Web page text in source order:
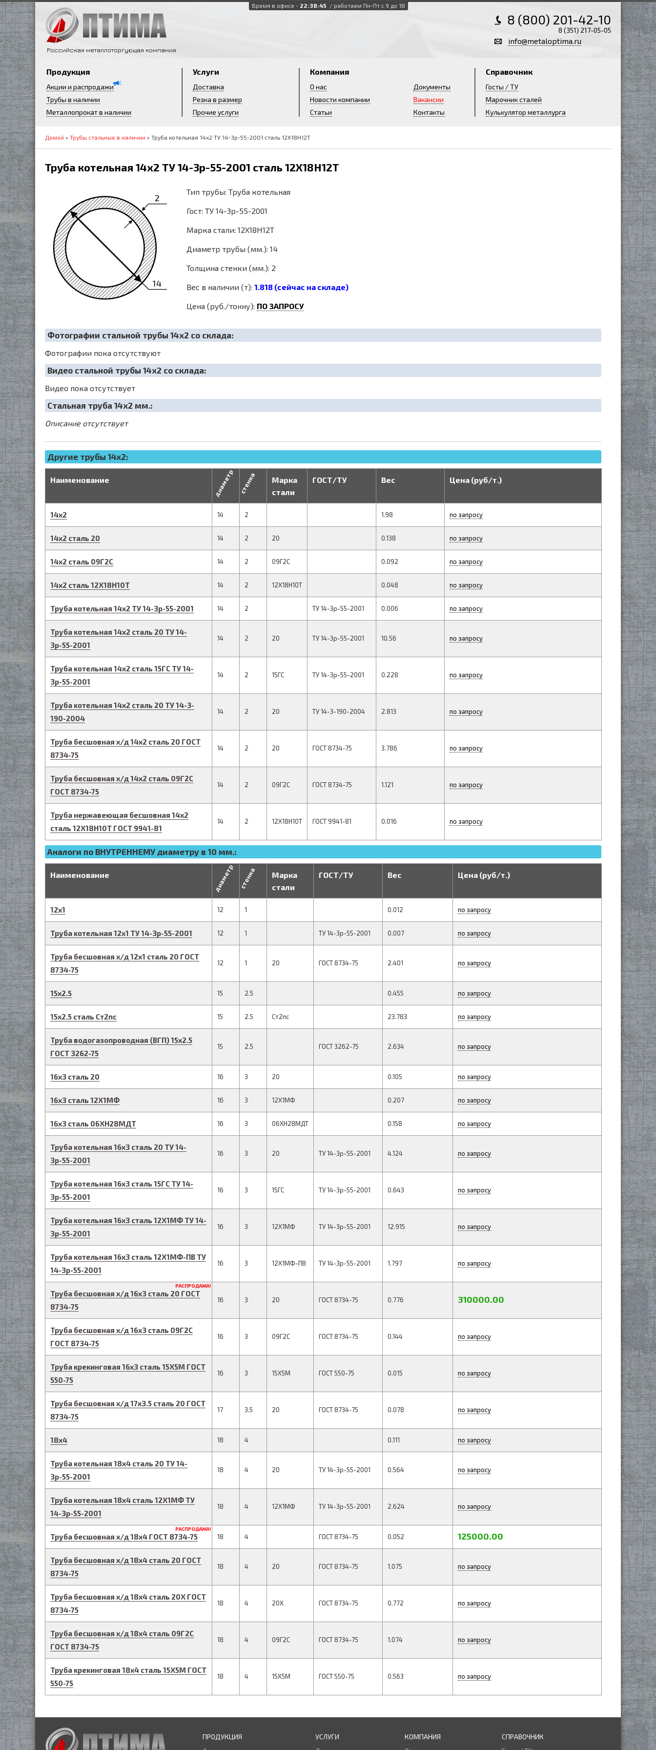
Время в офисе - 22:38:46 / работаем Пн-Пт с 9 до 18
Российская металлоторгующая компания
8 (800) 201-42-10
8 (351) 217-05-05
info@metaloptima.ru
Продукция
Акции и распродажи
Трубы в наличии
Металлопрокат в наличии
Услуги
Доставка
Резка в размер
Прочие услуги
Компания
О нас
Новости компании
Статьи
Документы
Вакансии
Контакты
Справочник
Госты / ТУ
Марочник сталей
Кулькулятор металлурга
Домой » Трубы стальные в наличии » Труба котельная 14х2 ТУ 14-3р-55-2001 сталь 12Х18Н12Т
Труба котельная 14х2 ТУ 14-3р-55-2001 сталь 12Х18Н12Т
14
2
Тип трубы: Труба котельная
Гост: ТУ 14-3р-55-2001
Марка стали: 12Х18Н12Т
Диаметр трубы (мм.): 14
Толщина стенки (мм.): 2
Вес в наличии (т): 1.818 (сейчас на складе)
Цена (руб./тонну): ПО ЗАПРОСУ
Фотографии стальной трубы 14х2 со склада:
Фотографии пока отсутствуют
Видео стальной трубы 14х2 со склада:
Видео пока отсутствует
Cтальная труба 14х2 мм.:
Описание отсутствует
Другие трубы 14x2:
Наименование диаметр стенка
Марка
стали
ГОСТ/ТУ Вес Цена (руб/т.)
14х2 14 2 1.98 по запросу
14х2 сталь 20 14 2 20 0.138 по запросу
14х2 сталь 09Г2С 14 2 09Г2С 0.092 по запросу
14х2 сталь 12Х18Н10Т 14 2 12Х18Н10Т 0.048 по запросу
Труба котельная 14х2 ТУ 14-3р-55-2001 14 2 ТУ 14-3р-55-2001 0.006 по запросу
Труба котельная 14х2 сталь 20 ТУ 14-
3р-55-2001
14 2 20 ТУ 14-3р-55-2001 10.56 по запросу
Труба котельная 14х2 сталь 15ГС ТУ 14-
3р-55-2001
14 2 15ГС ТУ 14-3р-55-2001 0.228 по запросу
Труба котельная 14х2 сталь 20 ТУ 14-3-
190-2004
14 2 20 ТУ 14-3-190-2004 2.813 по запросу
Труба бесшовная х/д14х2 сталь 20 ГОСТ
8734-75
14 2 20 ГОСТ 8734-75 3.786 по запросу
Труба бесшовная х/д14х2 сталь 09Г2С
ГОСТ 8734-75
14 2 09Г2С ГОСТ 8734-75 1.121 по запросу
Труба нержавеющая бесшовная 14х2
сталь 12Х18Н10Т ГОСТ 9941-81
14 2 12Х18Н10Т ГОСТ 9941-81 0.016 по запросу
Аналоги по ВНУТРЕННЕМУ диаметру в 10 мм.:
Наименование диаметр стенка
Марка
стали
ГОСТ/ТУ Вес Цена (руб/т.)
12х1 12 1 0.012 по запросу
Труба котельная 12х1 ТУ 14-3р-55-2001 12 1 ТУ 14-3р-55-2001 0.007 по запросу
Труба бесшовная х/д12х1 сталь 20 ГОСТ
8734-75
12 1 20 ГОСТ 8734-75 2.401 по запросу
15х2.5 15 2.5 0.455 по запросу
15х2.5 сталь Ст2пс 15 2.5 Ст2пс 23.783 по запросу
Труба водогазопроводная (ВГП)15х2.5
ГОСТ 3262-75
15 2.5 ГОСТ 3262-75 2.634 по запросу
16х3 сталь 20 16 3 20 0.105 по запросу
16х3 сталь 12Х1МФ 16 3 12Х1МФ 0.207 по запросу
16х3 сталь 06ХН28МДТ 16 3 06ХН28МДТ 0.158 по запросу
Труба котельная 16х3 сталь 20 ТУ 14-
3р-55-2001
16 3 20 ТУ 14-3р-55-2001 4.124 по запросу
Труба котельная 16х3 сталь 15ГС ТУ 14-
3р-55-2001
16 3 15ГС ТУ 14-3р-55-2001 0.643 по запросу
Труба котельная 16х3 сталь 12Х1МФ ТУ 14-
3р-55-2001
16 3 12Х1МФ ТУ 14-3р-55-2001 12.915 по запросу
Труба котельная 16х3 сталь 12Х1МФ-ПВ ТУ
14-3р-55-2001
16 3 12Х1МФ-ПВ ТУ 14-3р-55-2001 1.797 по запросу
РАСПРОДАЖА!
Труба бесшовная х/д16х3 сталь 20 ГОСТ
8734-75
16 3 20 ГОСТ 8734-75 0.776 310000.00
Труба бесшовная х/д16х3 сталь 09Г2С
ГОСТ 8734-75
16 3 09Г2С ГОСТ 8734-75 0.144 по запросу
Труба крекинговая 16х3 сталь 15Х5М ГОСТ
550-75
16 3 15Х5М ГОСТ 550-75 0.015 по запросу
Труба бесшовная х/д17х3.5 сталь 20 ГОСТ
8734-75
17 3.5 20 ГОСТ 8734-75 0.078 по запросу
18х4 18 4 0.111 по запросу
Труба котельная 18х4 сталь 20 ТУ 14-
3р-55-2001
18 4 20 ТУ 14-3р-55-2001 0.564 по запросу
Труба котельная 18х4 сталь 12Х1МФ ТУ
14-3р-55-2001
18 4 12Х1МФ ТУ 14-3р-55-2001 2.624 по запросу
РАСПРОДАЖА!
Труба бесшовная х/д18х4 ГОСТ 8734-75 18 4 ГОСТ 8734-75 0.052 125000.00
Труба бесшовная х/д18х4 сталь 20 ГОСТ
8734-75
18 4 20 ГОСТ 8734-75 1.075 по запросу
Труба бесшовная х/д18х4 сталь 20Х ГОСТ
8734-75
18 4 20Х ГОСТ 8734-75 0.772 по запросу
Труба бесшовная х/д18х4 сталь 09Г2С
ГОСТ 8734-75
18 4 09Г2С ГОСТ 8734-75 1.074 по запросу
Труба крекинговая 18х4 сталь 15Х5М ГОСТ
550-75
18 4 15Х5М ГОСТ 550-75 0.563 по запросу
ПРОДУКЦИЯ УСЛУГИ КОМПАНИЯ СПРАВОЧНИК